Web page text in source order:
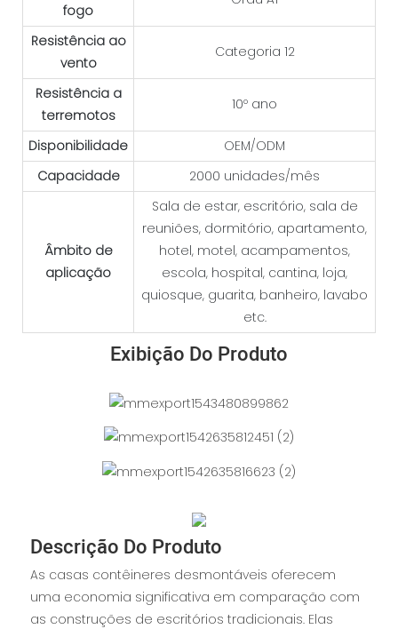
fogo
Resistência ao
vento
Categoria 12
Resistência a
terremotos
10º ano
Disponibilidade
OEM/ODM
Capacidade
2000 unidades/mês
Âmbito de
aplicação
Sala de estar, escritório, sala de
reuniões, dormitório, apartamento,
hotel, motel, acampamentos,
escola, hospital, cantina, loja,
quiosque, guarita, banheiro, lavabo
etc.
Exibição Do Produto
Descrição Do Produto
As casas contêineres desmontáveis ​​oferecem
uma economia significativa em comparação com
as construções de escritórios tradicionais. Elas